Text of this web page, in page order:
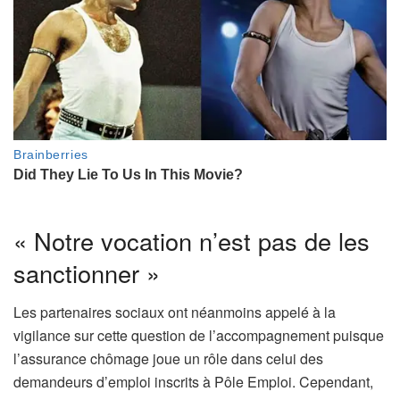
« Notre vocation n’est pas de les
sanctionner »
Les partenaires sociaux ont néanmoins appelé à la
vigilance sur cette question de l’accompagnement puisque
l’assurance chômage joue un rôle dans celui des
demandeurs d’emploi inscrits à Pôle Emploi. Cependant,